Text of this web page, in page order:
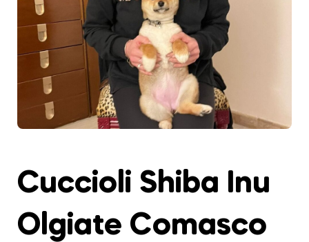
Cuccioli Shiba Inu
Olgiate Comasco